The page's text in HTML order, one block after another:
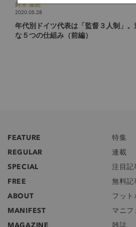
鈴木 達朗
2020.05.28
年代別ドイツ代表は「監督３人制」
な５つの仕組み（前編）
FEATURE
特集
REGULAR
連載
SPECIAL
注目記
FREE
無料記
ABOUT
フット
MANIFEST
マニフ